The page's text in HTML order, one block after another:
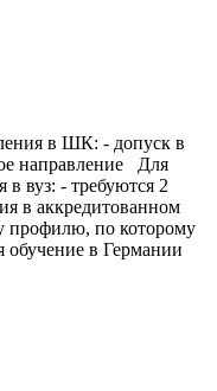
в ШК: - допуск в
направление Для
в вуз: - требуются 2
в аккредитованном
профилю, по которому
обучение в Германии